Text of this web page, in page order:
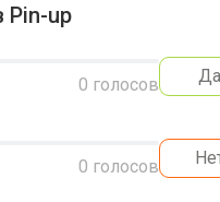
Pin-up
0 голосов Да
0 голосов